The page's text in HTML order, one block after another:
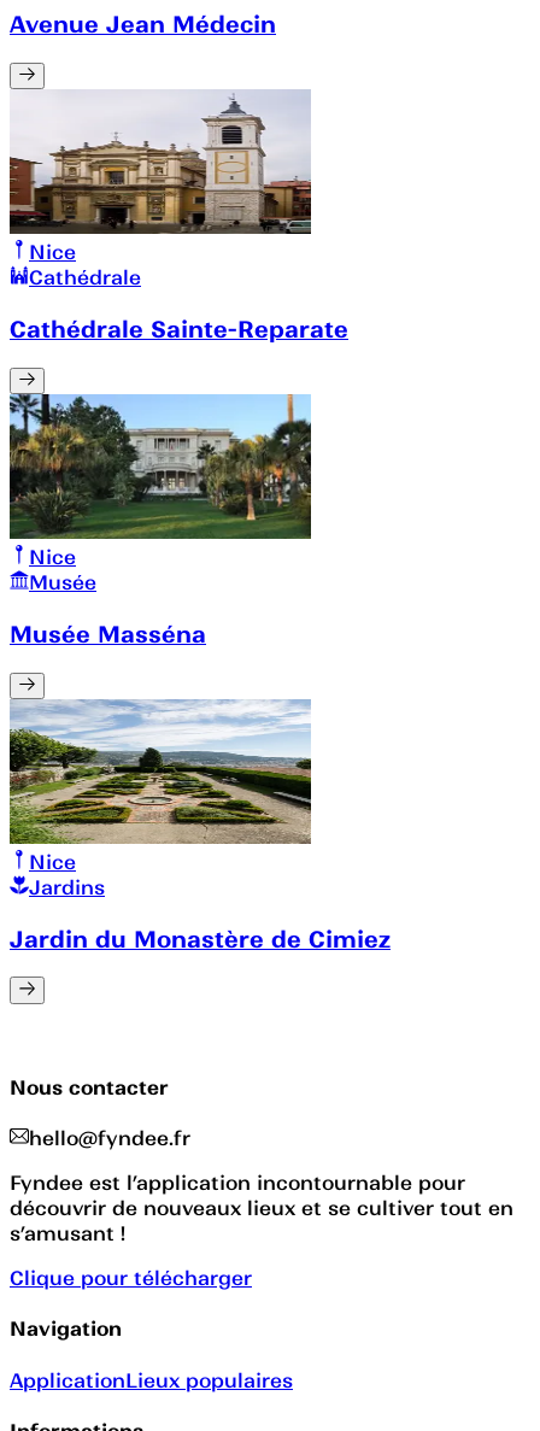
Avenue Jean Médecin
Nice
Cathédrale
Cathédrale Sainte-Reparate
Nice
Musée
Musée Masséna
Nice
Jardins
Jardin du Monastère de Cimiez
Nous contacter
hello@fyndee.fr
Fyndee est l’application incontournable pour
découvrir de nouveaux lieux et se cultiver tout en
s’amusant !
Clique pour télécharger
Navigation
ApplicationLieux populaires